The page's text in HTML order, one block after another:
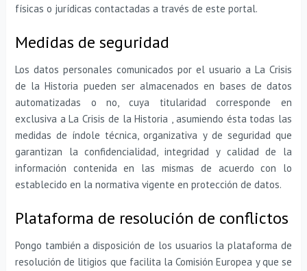
físicas o jurídicas contactadas a través de este portal.
Medidas de seguridad
Los datos personales comunicados por el usuario a La Crisis
de la Historia pueden ser almacenados en bases de datos
automatizadas o no, cuya titularidad corresponde en
exclusiva a La Crisis de la Historia , asumiendo ésta todas las
medidas de índole técnica, organizativa y de seguridad que
garantizan la confidencialidad, integridad y calidad de la
información contenida en las mismas de acuerdo con lo
establecido en la normativa vigente en protección de datos.
Plataforma de resolución de conflictos
Pongo también a disposición de los usuarios la plataforma de
resolución de litigios que facilita la Comisión Europea y que se